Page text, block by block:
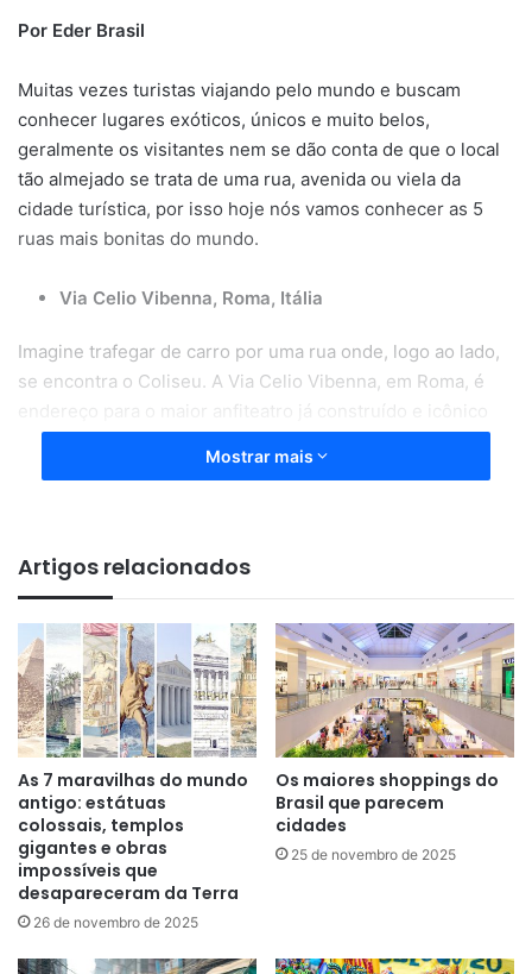
Por Eder Brasil
Muitas vezes turistas viajando pelo mundo e buscam
conhecer lugares exóticos, únicos e muito belos,
geralmente os visitantes nem se dão conta de que o local
tão almejado se trata de uma rua, avenida ou viela da
cidade turística, por isso hoje nós vamos conhecer as 5
ruas mais bonitas do mundo.
Via Celio Vibenna, Roma, Itália
Imagine trafegar de carro por uma rua onde, logo ao lado,
se encontra o Coliseu. A Via Celio Vibenna, em Roma, é
endereço para o maior anfiteatro já construído e icônico
ponto turístico da capital italiana. Também conhecido por
Anfiteatro Flaviano, já que foi construído na época de
gladiadores e espetáculos públicos.
Para os oito a cada dez brasileiros que consideram que
Mostrar mais
Artigos relacionados
As 7 maravilhas do mundo
antigo: estátuas
colossais, templos
gigantes e obras
impossíveis que
desapareceram da Terra
26 de novembro de 2025
Os maiores shoppings do
Brasil que parecem
cidades
25 de novembro de 2025